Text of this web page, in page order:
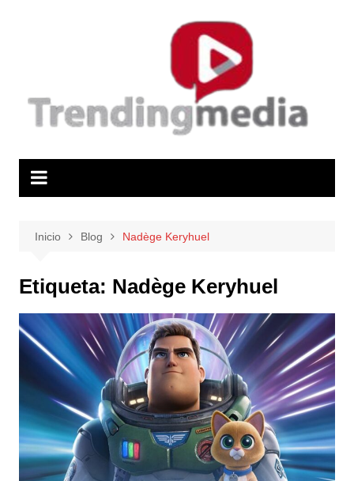
Inicio Blog Nadège Keryhuel
Etiqueta: Nadège Keryhuel